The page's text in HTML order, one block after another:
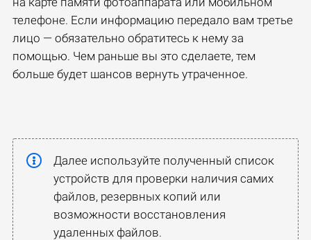
телефоне. Если информацию передало вам третье
лицо — обязательно обратитесь к нему за
помощью. Чем раньше вы это сделаете, тем
больше будет шансов вернуть утраченное.
Далее используйте полученный список
устройств для проверки наличия самих
файлов, резервных копий или
возможности восстановления
удаленных файлов.